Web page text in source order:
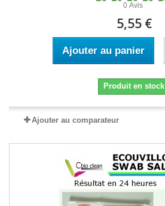
0 Avis
5,55 €
Ajouter au panier
Produit en stock
Ajouter au comparateur